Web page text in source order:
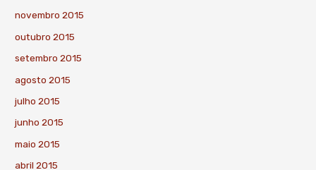
novembro 2015
outubro 2015
setembro 2015
agosto 2015
julho 2015
junho 2015
maio 2015
abril 2015